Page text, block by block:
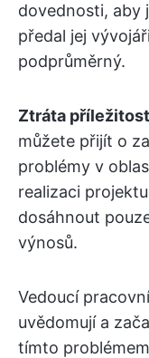
dovednosti, aby
předal jej
podprůměrný.
Ztráta
můžete přijít o
problémy v
realizaci
dosáhnout
výnosů.
Vedoucí
uvědomují a
tímto